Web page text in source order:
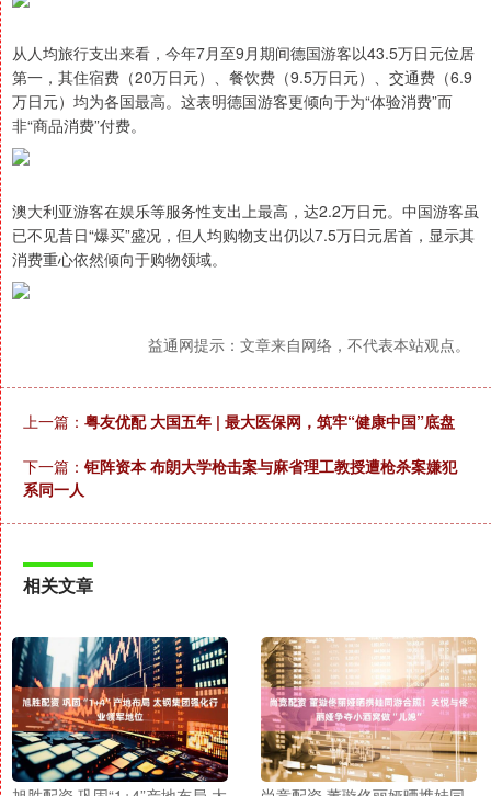
从人均旅行支出来看，今年7月至9月期间德国游客以43.5万日元位居
第一，其住宿费（20万日元）、餐饮费（9.5万日元）、交通费（6.9
万日元）均为各国最高。这表明德国游客更倾向于为“体验消费”而
非“商品消费”付费。
澳大利亚游客在娱乐等服务性支出上最高，达2.2万日元。中国游客虽
已不见昔日“爆买”盛况，但人均购物支出仍以7.5万日元居首，显示其
消费重心依然倾向于购物领域。
益通网提示：文章来自网络，不代表本站观点。
上一篇： 粤友优配 大国五年 | 最大医保网，筑牢“健康中国”底盘
下一篇： 钜阵资本 布朗大学枪击案与麻省理工教授遭枪杀案嫌犯
系同一人
相关文章